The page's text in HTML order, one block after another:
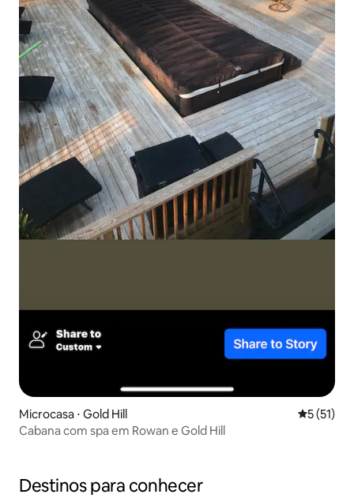
Microcasa ⋅ Gold Hill 5 de uma
5 (51)
Cabana com spa em Rowan e Gold Hill
Destinos para conhecer